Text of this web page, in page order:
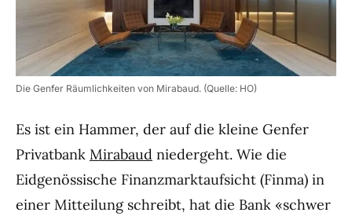
Die Genfer Räumlichkeiten von Mirabaud. (Quelle: HO)
Es ist ein Hammer, der auf die kleine Genfer
Privatbank Mirabaud niedergeht. Wie die
Eidgenössische Finanzmarktaufsicht (Finma) in
einer Mitteilung schreibt, hat die Bank «schwer